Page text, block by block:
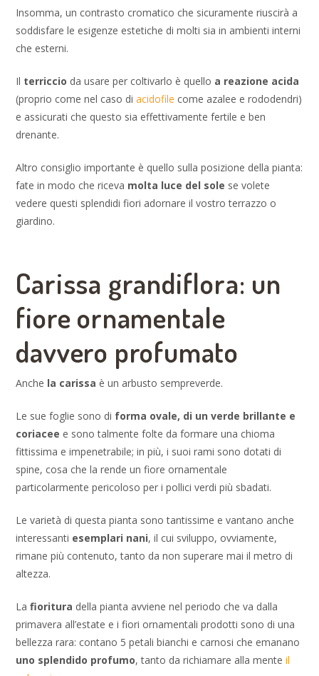
Insomma, un contrasto cromatico che sicuramente riuscirà a
soddisfare le esigenze estetiche di molti sia in ambienti interni
che esterni.
Il terriccio da usare per coltivarlo è quello a reazione acida
(proprio come nel caso diacidofile come azalee e rododendri)
e assicurati che questo sia effettivamente fertile e ben
drenante.
Altro consiglio importante è quello sulla posizione della pianta:
fate in modo che riceva molta luce del sole se volete
vedere questi splendidi fiori adornare il vostro terrazzo o
giardino.
Carissa grandiflora: un
fiore ornamentale
davvero profumato
Anche la carissa è un arbusto sempreverde.
Le sue foglie sono di forma ovale, di un verde brillante e
coriacee e sono talmente folte da formare una chioma
fittissima e impenetrabile; in più, i suoi rami sono dotati di
spine, cosa che la rende un fiore ornamentale
particolarmente pericoloso per i pollici verdi più sbadati.
Le varietà di questa pianta sono tantissime e vantano anche
interessanti esemplari nani, il cui sviluppo, ovviamente,
rimane più contenuto, tanto da non superare mai il metro di
altezza.
Lafioritura della pianta avviene nel periodo che va dalla
primavera all’estate e i fiori ornamentali prodotti sono di una
bellezza rara: contano 5 petali bianchi e carnosi che emanano
uno splendido profumo, tanto da richiamare alla menteil